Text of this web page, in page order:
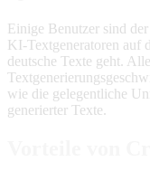
Einige Benutzer sind
KI-Textgeneratoren auf
deutsche Texte geht.
wie die gelegentliche
generierter Texte.